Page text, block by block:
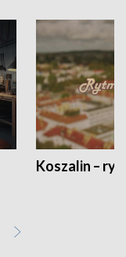
Koszalin –